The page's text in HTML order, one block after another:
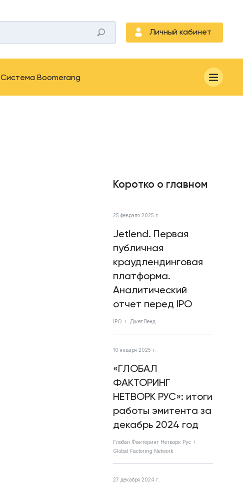
Личный кабинет
Система Boomerang
Коротко о главном
25 февраля 2025 г.
Jetlend. Первая
публичная
краудлендинговая
платформа.
Аналитический
отчет перед IPO
IPO ДжетЛенд
10 января 2025 г.
«ГЛОБАЛ
ФАКТОРИНГ
НЕТВОРК РУС»: итоги
работы эмитента за
декабрь 2024 год
Глобал Факторинг Нетворк Рус
Global Factoring Network
27 декабря 2024 г.